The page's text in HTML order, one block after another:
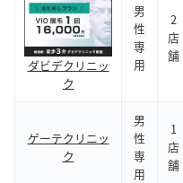
ダビデクリニッ
ク
男
性
専
用
2
店
舗
ゲーテクリニッ
ク
男
性
専
用
1
店
舗